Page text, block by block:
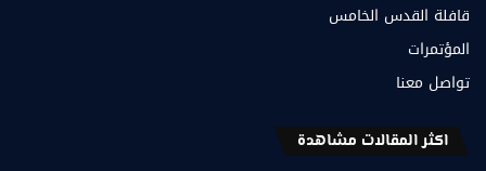
قافلة القدس الخامس
المؤتمرات
تواصل معنا
اكثر المقالات مشاهدة